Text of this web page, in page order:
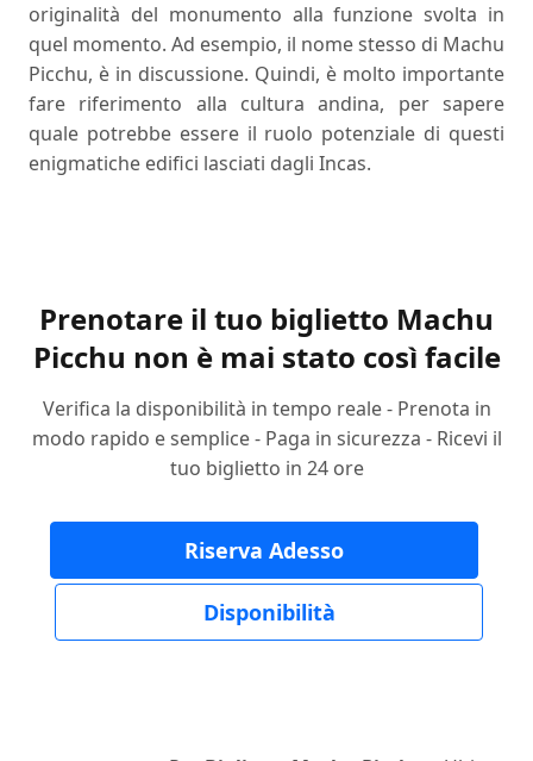
originalità del monumento alla funzione svolta in
quel momento. Ad esempio, il nome stesso di Machu
Picchu, è in discussione. Quindi, è molto importante
fare riferimento alla cultura andina, per sapere
quale potrebbe essere il ruolo potenziale di questi
enigmatiche edifici lasciati dagli Incas.
Prenotare il tuo biglietto Machu
Picchu non è mai stato così facile
Verifica la disponibilità in tempo reale - Prenota in
modo rapido e semplice - Paga in sicurezza - Ricevi il
tuo biglietto in 24 ore
Riserva Adesso
Disponibilità